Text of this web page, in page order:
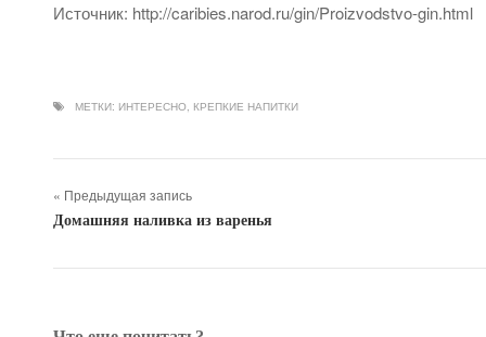
Источник: http://caribies.narod.ru/gin/Proizvodstvo-gin.html
МЕТКИ: ИНТЕРЕСНО, КРЕПКИЕ НАПИТКИ
« Предыдущая запись
Домашняя наливка из варенья